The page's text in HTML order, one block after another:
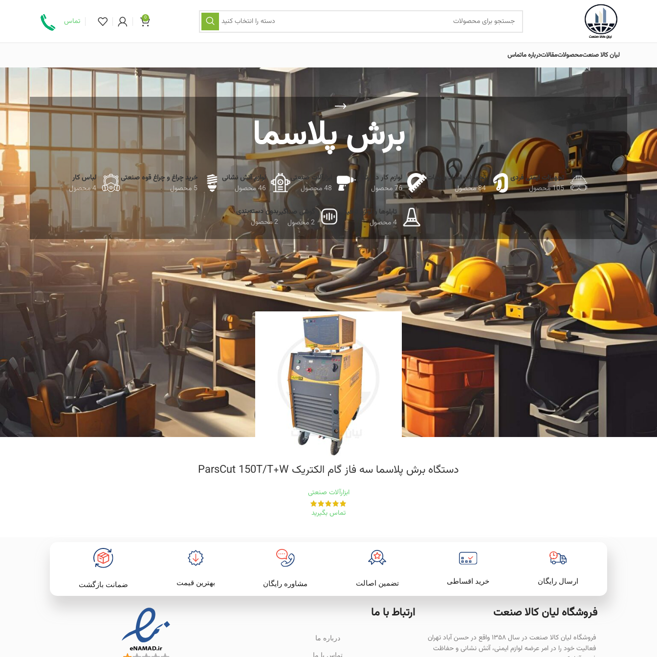
دسته را انتخاب کنید 0 تماس
لیان کالا صنعتمحصولاتمقالاتدرباره ماتماس
برش پلاسما
تجهیزات ایمنی فردی
105 محصول
تجهیزات امداد و نجات
84 محصول
لوازم کار در ارتفاع
76 محصول
ابزارآلات صنعتی
48 محصول
لوازم آتش نشانی
46 محصول
خرید چراغ و چراغ قوه صنعتی
5 محصول
لباس کار
4 محصول
تابلوها و لوازم ترافیکی
4 محصول
گوشی صداگیر
2 محصول
بدون دسته‌بندی
2 محصول
خانه محصولات برچسب خورده “برش پلاسما” نمایش دهید 9
12
18
دستگاه برش پلاسما سه فاز گام الکتریک ParsCut 150T/T+W
ابزارآلات صنعتی
تماس بگیرید
ارسال رایگان خرید اقساطی تضمین اصالت مشاوره رایگان بهترین قیمت ضمانت بازگشت
فروشگاه لیان‌ کالا صنعت
فروشگاه لیان کالا صنعت در سال ۱۳۵۸ واقع در حسن آباد تهران
فعالیت خود را در امر عرضه لوازم ایمنی، آتش نشانی و حفاظت
ارتباط با ما
درباره ما
تماس با ما